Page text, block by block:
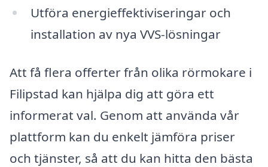
Utföra energieffektiviseringar och
installation av nya VVS-lösningar
Att få flera offerter från olika rörmokare i
Filipstad kan hjälpa dig att göra ett
informerat val. Genom att använda vår
plattform kan du enkelt jämföra priser
och tjänster, så att du kan hitta den bästa